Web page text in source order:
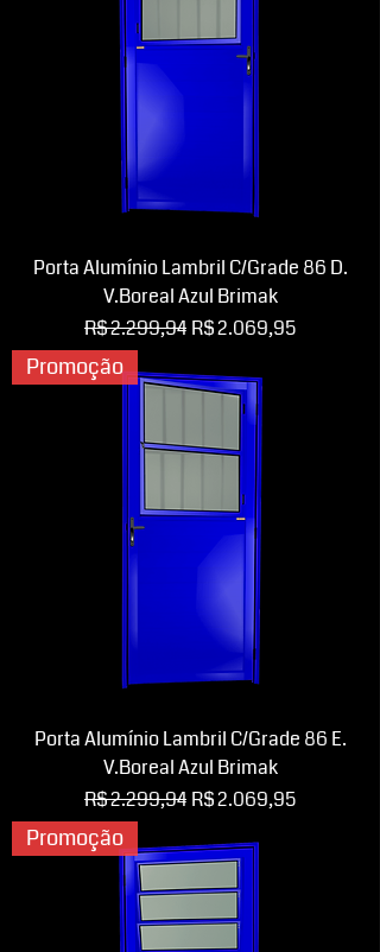
Porta Alumínio Lambril C/Grade 86 D.
V.Boreal Azul Brimak
Preço normal
R$ 2.299,94 Preço promocional
R$ 2.069,95
Promoção
Porta Alumínio Lambril C/Grade 86 E.
V.Boreal Azul Brimak
Preço normal
R$ 2.299,94 Preço promocional
R$ 2.069,95
Promoção